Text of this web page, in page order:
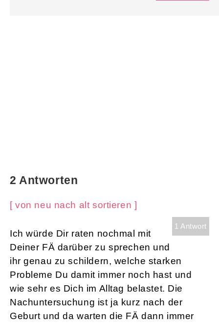
2 Antworten
[ von neu nach alt sortieren ]
1 Antwort
Ich würde Dir raten nochmal mit
Deiner FÄ darüber zu sprechen und
ihr genau zu schildern, welche starken
Probleme Du damit immer noch hast und
wie sehr es Dich im Alltag belastet. Die
Nachuntersuchung ist ja kurz nach der
Geburt und da warten die FÄ dann immer